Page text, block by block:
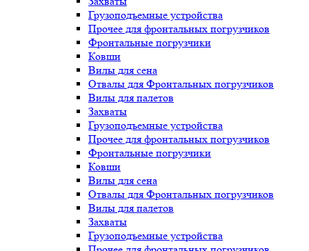
Грузоподъемные устройства
Прочее для фронтальных погрузчиков
Фронтальные погрузчики
Ковши
Вилы для сена
Отвалы для Фронтальных погрузчиков
Вилы для палетов
Захваты
Грузоподъемные устройства
Прочее для фронтальных погрузчиков
Фронтальные погрузчики
Ковши
Вилы для сена
Отвалы для Фронтальных погрузчиков
Вилы для палетов
Захваты
Грузоподъемные устройства